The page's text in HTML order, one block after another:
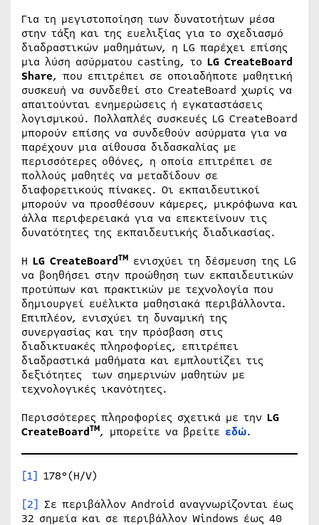
Για τη μεγιστοποίηση των δυνατοτήτων μέσα
στην τάξη και της ευελιξίας για το σχεδιασμό
διαδραστικών μαθημάτων, η LG παρέχει επίσης
μια λύση ασύρματου casting, το LG CreateBoard
Share, που επιτρέπει σε οποιαδήποτε μαθητική
συσκευή να συνδεθεί στο CreateBoard χωρίς να
απαιτούνται ενημερώσεις ή εγκαταστάσεις
λογισμικού. Πολλαπλές συσκευές LG CreateBoard
μπορούν επίσης να συνδεθούν ασύρματα για να
παρέχουν μια αίθουσα διδασκαλίας με
περισσότερες οθόνες, η οποία επιτρέπει σε
πολλούς μαθητές να μεταδίδουν σε
διαφορετικούς πίνακες. Οι εκπαιδευτικοί
μπορούν να προσθέσουν κάμερες, μικρόφωνα και
άλλα περιφερειακά για να επεκτείνουν τις
δυνατότητες της εκπαιδευτικής διαδικασίας.
H LG CreateBoardTM ενισχύει τη δέσμευση της LG
να βοηθήσει στην προώθηση των εκπαιδευτικών
προτύπων και πρακτικών με τεχνολογία που
δημιουργεί ευέλικτα μαθησιακά περιβάλλοντα.
Επιπλέον, ενισχύει τη δυναμική της
συνεργασίας και την πρόσβαση στις
διαδικτυακές πληροφορίες, επιτρέπει
διαδραστικά μαθήματα και εμπλουτίζει τις
δεξιότητες των σημερινών μαθητών με
τεχνολογικές ικανότητες.
Περισσότερες πληροφορίες σχετικά με την LG
CreateBoardTM, μπορείτε να βρείτε εδώ.
[1] 178°(H/V)
[2] Σε περιβάλλον Android αναγνωρίζονται έως
32 σημεία και σε περιβάλλον Windows έως 40